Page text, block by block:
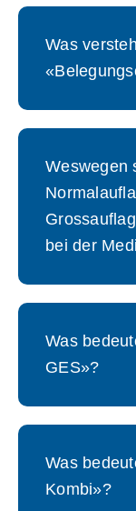
Was
Weswegen
bei der
Was
GES»?
Was
Kombi»?